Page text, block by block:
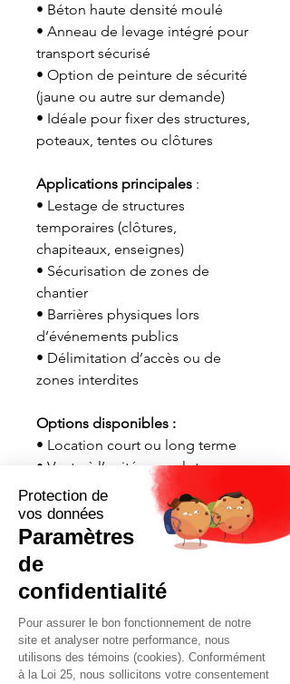
• Béton haute densité moulé
• Anneau de levage intégré pour
transport sécurisé
• Option de peinture de sécurité
(jaune ou autre sur demande)
• Idéale pour fixer des structures,
poteaux, tentes ou clôtures
Applications principales :
• Lestage de structures
temporaires (clôtures,
chapiteaux, enseignes)
• Sécurisation de zones de
chantier
• Barrières physiques lors
d’événements publics
• Délimitation d’accès ou de
zones interdites
Options disponibles :
• Location court ou long terme
• Vente à l’unité ou en lot
• Livraison et installation
disponibles partout au Québec
Contactez-nous maintenant pour
une soumission rapide adaptée à
vos besoins.
Demander soumission maintenant